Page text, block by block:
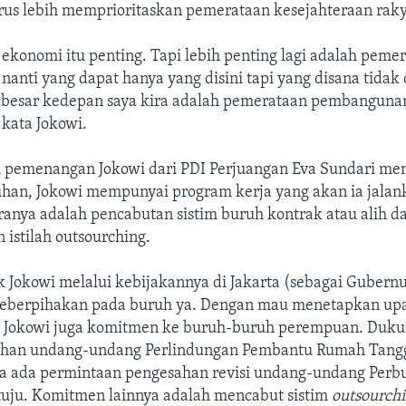
lebih memprioritaskan pemerataan kesejahteraan
itu penting. Tapi lebih penting lagi adalah
yang dapat hanya yang disini tapi yang disana tidak
kedepan saya kira adalah pemerataan
Jokowi.
Jokowi dari PDI Perjuangan Eva Sundari
Jokowi mempunyai program kerja yang akan ia
adalah pencabutan sistim buruh kontrak atau alih
istilah outsourching.
Jokowi melalui kebijakannya di Jakarta (sebagai
pada buruh ya. Dengan mau menetapkan
juga komitmen ke buruh-buruh perempuan.
undang-undang Perlindungan Pembantu Rumah
ada permintaan pengesahan revisi undang-undang
Komitmen lainnya adalah mencabut sistim